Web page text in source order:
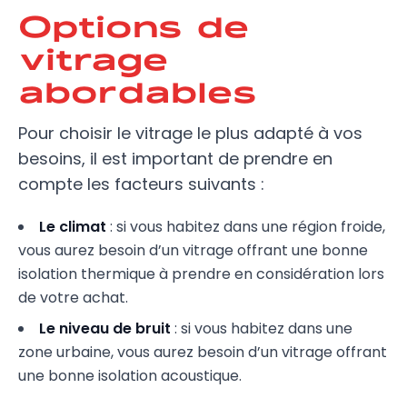
Options de
vitrage
abordables
Pour choisir le vitrage le plus adapté à vos
besoins, il est important de prendre en
compte les facteurs suivants :
Le climat : si vous habitez dans une région froide,
vous aurez besoin d’un vitrage offrant une bonne
isolation thermique à prendre en considération lors
de votre achat.
Le niveau de bruit : si vous habitez dans une
zone urbaine, vous aurez besoin d’un vitrage offrant
une bonne isolation acoustique.